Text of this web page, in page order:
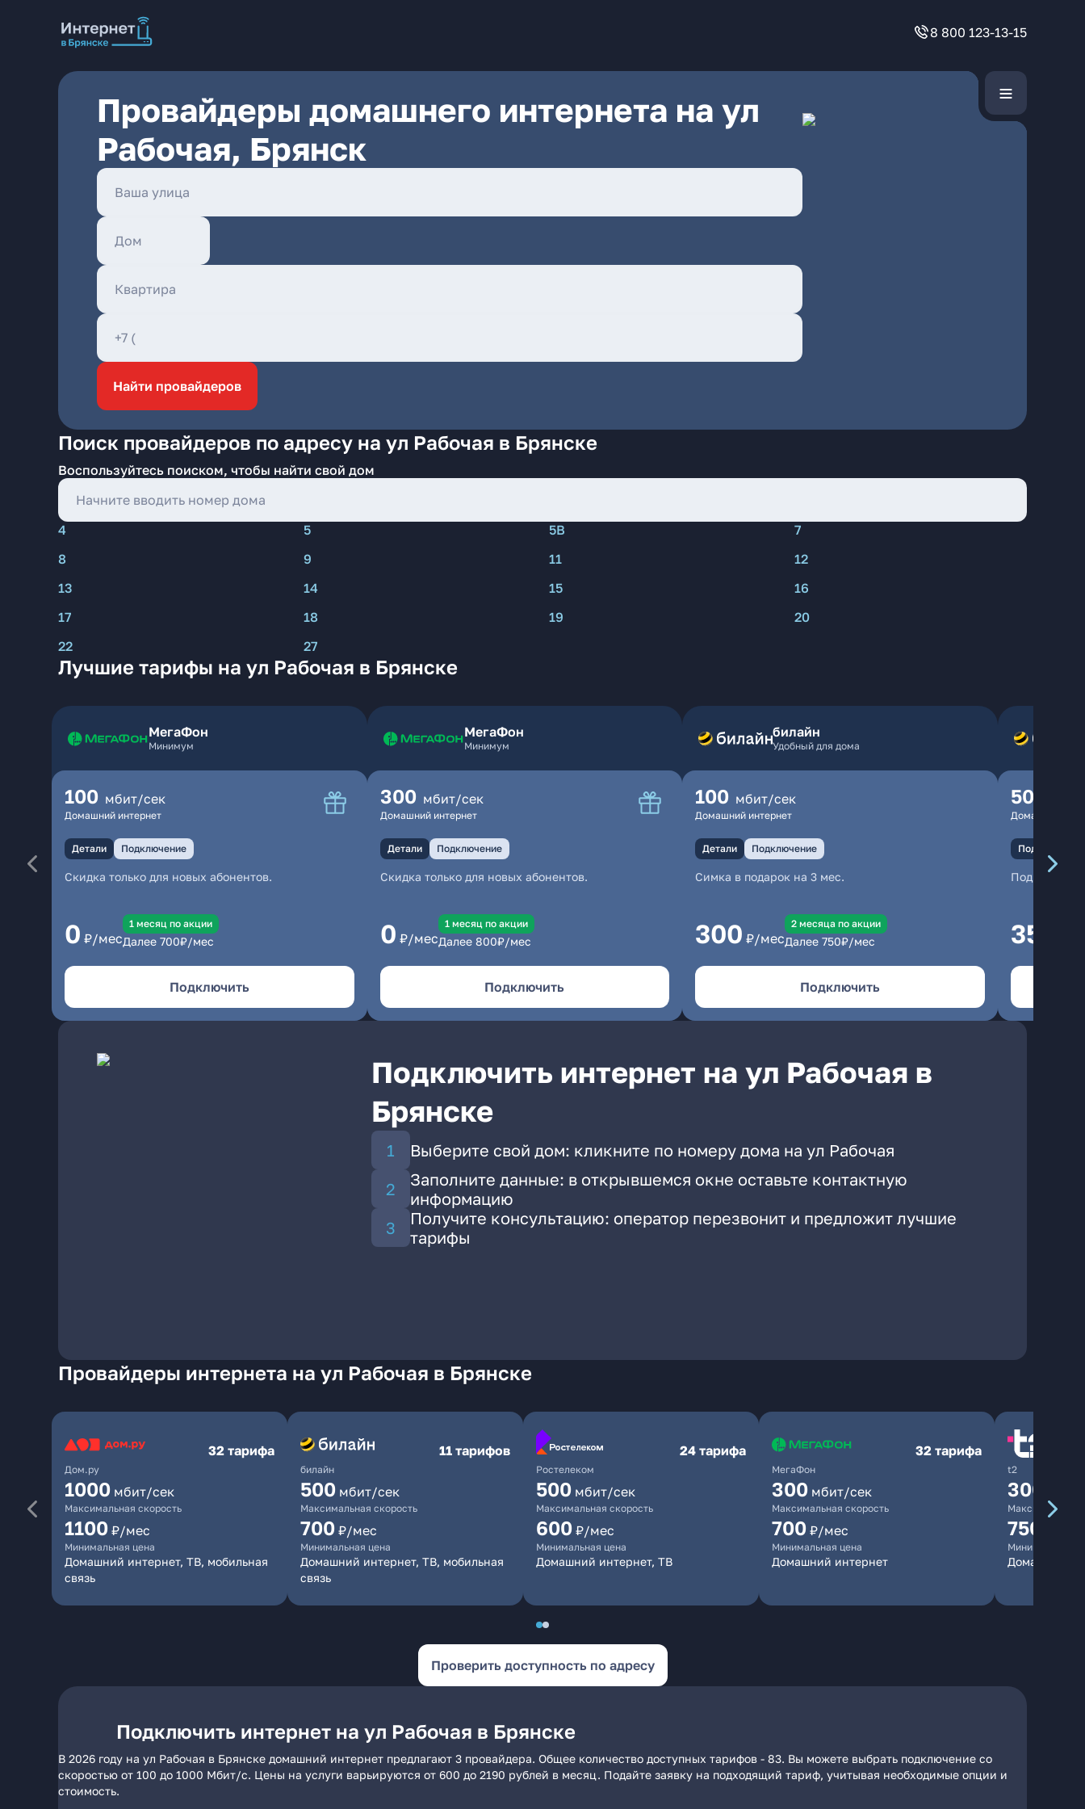
8 800 123-13-15
Провайдеры домашнего интернета на ул
Рабочая, Брянск
Найти провайдеров
Поиск провайдеров по адресу на ул Рабочая в Брянске
Воспользуйтесь поиском, чтобы найти свой дом
4 5 5В
7
8
9 11
12
13
14 15
16
17
18 19
20
22
27
Лучшие тарифы на ул Рабочая в Брянске
МегаФон
Минимум
100 мбит/сек
Домашний интернет
Детали Подключение
Скидка только для новых абонентов.
0 ₽/мес
1 месяц по акции
Далее 700₽/мес
Подключить
МегаФон
Минимум
300 мбит/сек
Домашний интернет
Детали Подключение
Скидка только для новых абонентов.
0 ₽/мес
1 месяц по акции
Далее 800₽/мес
Подключить
билайн
Удобный для дома
100 мбит/сек
Домашний интернет
Детали Подключение
Симка в подарок на 3 мес.
300 ₽/мес
2 месяцa по акции
Далее 750₽/мес
Подключить
500
Домашний
Подключение
350
Подключить интернет на ул Рабочая в
Брянске
Выберите свой дом: кликните по номеру дома на ул Рабочая
Заполните данные: в открывшемся окне оставьте контактную
информацию
Получите консультацию: оператор перезвонит и предложит лучшие
тарифы
Провайдеры интернета на ул Рабочая в Брянске
Дом.ру
32 тарифа
1000 мбит/сек
Максимальная скорость
1100 ₽/мес
Минимальная цена
Домашний интернет, ТВ, мобильная
связь
билайн
11 тарифов
500 мбит/сек
Максимальная скорость
700 ₽/мес
Минимальная цена
Домашний интернет, ТВ, мобильная
связь
Ростелеком
24 тарифа
500 мбит/сек
Максимальная скорость
600 ₽/мес
Минимальная цена
Домашний интернет, ТВ
МегаФон
32 тарифа
300 мбит/сек
Максимальная скорость
700 ₽/мес
Минимальная цена
Домашний интернет
t2
300
Максимальная
750
Минимальная
Домашний
Проверить доступность по адресу
Подключить интернет на ул Рабочая в Брянске
В 2026 году на ул Рабочая в Брянске домашний интернет предлагают 3 провайдера. Общее количество доступных тарифов - 83. Вы можете выбрать подключение со
скоростью от 100 до 1000 Мбит/с. Цены на услуги варьируются от 600 до 2190 рублей в месяц. Подайте заявку на подходящий тариф, учитывая необходимые опции и
стоимость.